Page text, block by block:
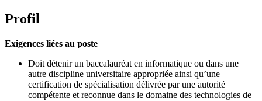
Profil
Exigences liées au poste
Doit détenir un baccalauréat en informatique ou dans une
autre discipline universitaire appropriée ainsi qu’une
certification de spécialisation délivrée par une autorité
compétente et reconnue dans le domaine des technologies de